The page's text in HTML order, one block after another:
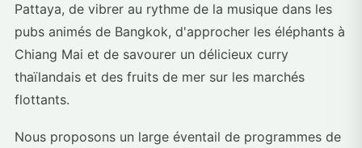
Pattaya, de vibrer au rythme de la musique dans les
pubs animés de Bangkok, d'approcher les éléphants à
Chiang Mai et de savourer un délicieux curry
thaïlandais et des fruits de mer sur les marchés
flottants.
Nous proposons un large éventail de programmes de